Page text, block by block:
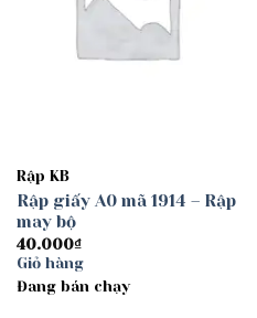
Rập KB
Rập giấy A0 mã 1914 – Rập
may bộ
40.000₫
Giỏ hàng
Đang bán chạy